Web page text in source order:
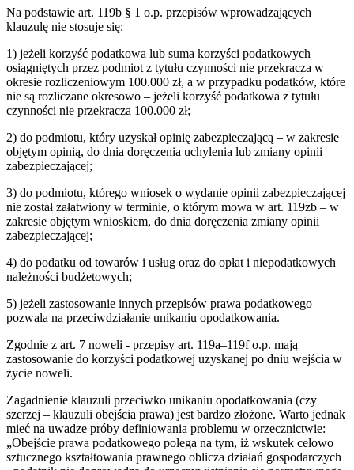
Na podstawie art. 119b § 1 o.p. przepisów wprowadzających
klauzulę nie stosuje się:
1) jeżeli korzyść podatkowa lub suma korzyści podatkowych
osiągniętych przez podmiot z tytułu czynności nie przekracza w
okresie rozliczeniowym 100.000 zł, a w przypadku podatków, które
nie są rozliczane okresowo – jeżeli korzyść podatkowa z tytułu
czynności nie przekracza 100.000 zł;
2) do podmiotu, który uzyskał opinię zabezpieczającą – w zakresie
objętym opinią, do dnia doręczenia uchylenia lub zmiany opinii
zabezpieczającej;
3) do podmiotu, którego wniosek o wydanie opinii zabezpieczającej
nie został załatwiony w terminie, o którym mowa w art. 119zb – w
zakresie objętym wnioskiem, do dnia doręczenia zmiany opinii
zabezpieczającej;
4) do podatku od towarów i usług oraz do opłat i niepodatkowych
należności budżetowych;
5) jeżeli zastosowanie innych przepisów prawa podatkowego
pozwala na przeciwdziałanie unikaniu opodatkowania.
Zgodnie z art. 7 noweli - przepisy art. 119a–119f o.p. mają
zastosowanie do korzyści podatkowej uzyskanej po dniu wejścia w
życie noweli.
Zagadnienie klauzuli przeciwko unikaniu opodatkowania (czy
szerzej – klauzuli obejścia prawa) jest bardzo złożone. Warto jednak
mieć na uwadze próby definiowania problemu w orzecznictwie:
„Obejście prawa podatkowego polega na tym, iż wskutek celowo
sztucznego kształtowania prawnego oblicza działań gospodarczych